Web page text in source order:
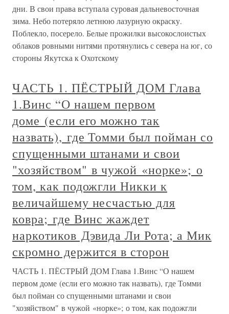
дни. В свои права вступала суровая дальневосточная
зима. Небо потеряло летнюю лазурную окраску.
Поблекло, посерело. Белые прожилки высокослоистых
облаков ровными нитями протянулись с севера на юг, со
стороны Якутска к Охотскому
ЧАСТЬ 1. ПЁСТРЫЙ ДОМ Глава
1.Винс “О нашем первом
доме (если его можно так
назвать), где Томми был пойман со
спущенными штанами и свои
"хозяйством" в чужой «норке»; о
том, как подожгли Никки к
величайшему несчастью для
ковра; где Винс жаждет
наркотиков Дэвида Ли Рота; а Мик
скромно держится в сторон
ЧАСТЬ 1. ПЁСТРЫЙ ДОМ Глава 1.Винс “О нашем
первом доме (если его можно так назвать), где Томми
был пойман со спущенными штанами и свои
"хозяйством" в чужой «норке»; о том, как подожгли